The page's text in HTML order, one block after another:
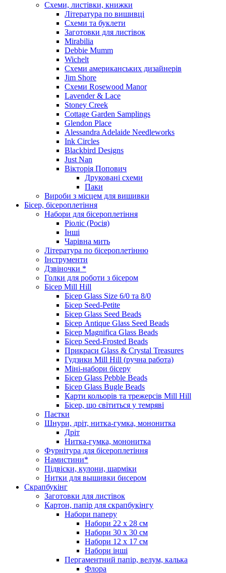
Схеми, листівки, книжки
Література по вишивці
Схеми та буклети
Заготовки для листівок
Mirabilia
Debbie Mumm
Wichelt
Схеми американських дизайнерів
Jim Shore
Cхеми Rosewood Manor
Lavender & Lace
Stoney Creek
Cottage Garden Samplings
Glendon Place
Alessandra Adelaide Needleworks
Ink Circles
Blackbird Designs
Just Nan
Вікторія Попович
Друковані схеми
Паки
Вироби з місцем для вишивки
Бісер, бісероплетіння
Набори для бісероплетіння
Ріоліс (Росія)
Інші
Чарівна мить
Література по бісероплетінню
Інструменти
Дзвіночки *
Голки для роботи з бісером
Бісер Mill Hill
Бісер Glass Size 6/0 та 8/0
Бісер Seed-Petite
Бісер Glass Seed Beads
Бісер Antique Glass Seed Beads
Бісер Magnifica Glass Beads
Бісер Seed-Frosted Beads
Прикраси Glass & Crystal Treasures
Гудзики Mill Hill (ручна работа)
Міні-набори бісеру
Бісер Glass Pebble Beads
Бісер Glass Bugle Beads
Карти кольорів та трежерсів Mill Hill
Бісер, що світиться у темряві
Паєтки
Шнури, дріт, нитка-гумка, мононитка
Дріт
Нитка-гумка, мононитка
Фурнітура для бісероплетіння
Намистини*
Підвіски, кулони, шарміки
Нитки для вышивки бисером
Скрапбукінг
Заготовки для листівок
Картон, папір для скрапбукінгу
Набори паперу
Набори 22 х 28 см
Набори 30 х 30 см
Набори 12 х 17 см
Набори інші
Пергаментний папір, велум, калька
Флора